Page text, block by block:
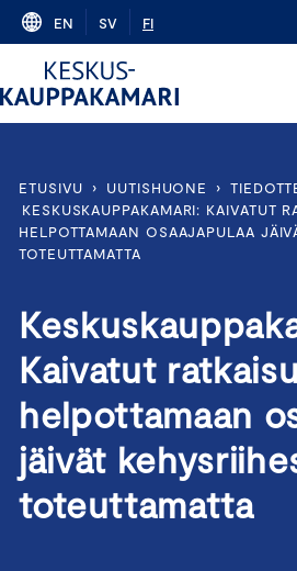
Skip
content
EN SV FI
ETUSIVU › UUTISHUONE ›
KESKUSKAUPPAKAMARI: KAIVATUT
HELPOTTAMAAN OSAAJAPULAA
TOTEUTTAMATTA
Kaivatut
helpottamaan
jäivät
toteuttamatta